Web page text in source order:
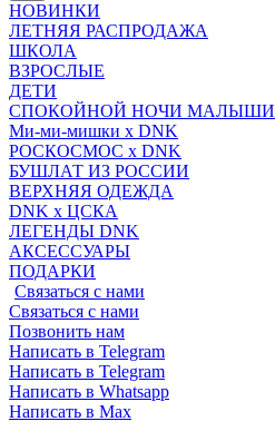
НОВИНКИ
ЛЕТНЯЯ РАСПРОДАЖА
ШКОЛА
ВЗРОСЛЫЕ
ДЕТИ
СПОКОЙНОЙ НОЧИ МАЛЫШИ
Ми-ми-мишки x DNK
РОСКОСМОС x DNK
БУШЛАТ ИЗ РОССИИ
ВЕРХНЯЯ ОДЕЖДА
DNK x ЦСКА
ЛЕГЕНДЫ DNK
АКСЕССУАРЫ
ПОДАРКИ
Связаться с нами
Связаться с нами
Позвонить нам
Написать в Telegram
Написать в Telegram
Написать в Whatsapp
Написать в Max